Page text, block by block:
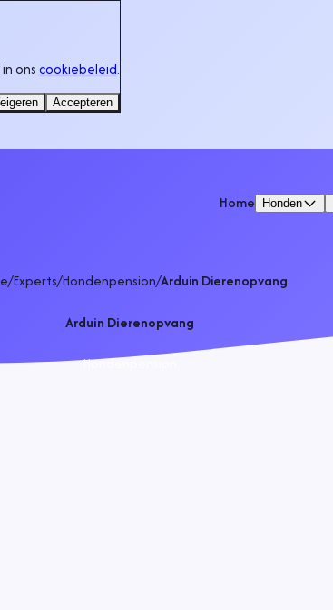
Home Honden
/Experts/Hondenpension/Arduin Dierenopvang
Arduin Dierenopvang
Hondenpension
onscookiebeleid.
Accepteren